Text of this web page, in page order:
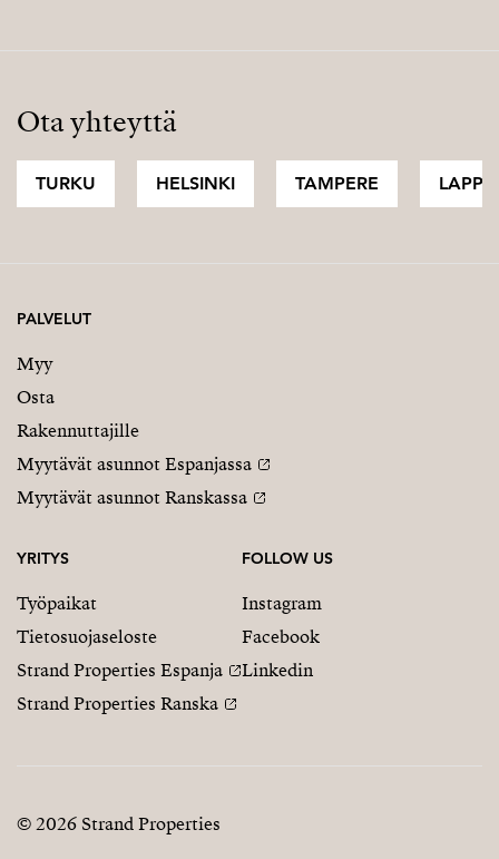
Ota yhteyttä
TURKU HELSINKI TAMPERE LAPPI
PALVELUT
Myy
Osta
Rakennuttajille
Myytävät asunnot Espanjassa
Myytävät asunnot Ranskassa
YRITYS
Työpaikat
Tietosuojaseloste
Strand Properties Espanja
Strand Properties Ranska
FOLLOW US
Instagram
Facebook
Linkedin
© 2026 Strand Properties